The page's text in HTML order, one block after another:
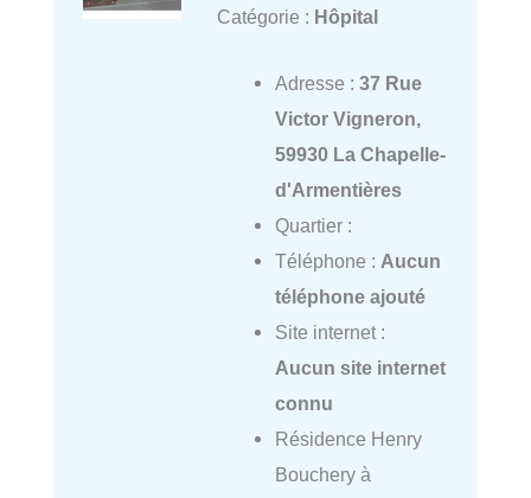
Catégorie : Hôpital
Adresse : 37 Rue
Victor Vigneron,
59930 La Chapelle-
d'Armentières
Quartier :
Téléphone : Aucun
téléphone ajouté
Site internet :
Aucun site internet
connu
Résidence Henry
Bouchery à